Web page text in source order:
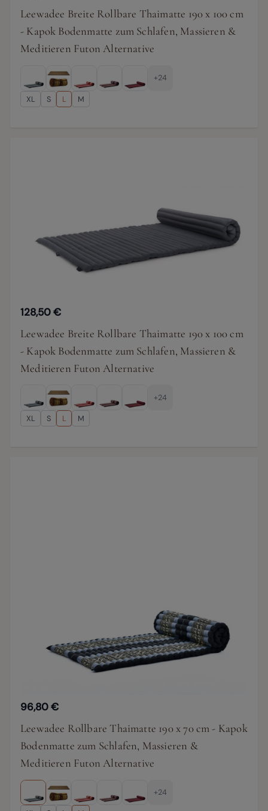
Leewadee Breite Rollbare Thaimatte 190 x 100 cm
- Kapok Bodenmatte zum Schlafen, Massieren &
Meditieren Futon Alternative
+24
XL S L M
128,50 €
Leewadee Breite Rollbare Thaimatte 190 x 100 cm
- Kapok Bodenmatte zum Schlafen, Massieren &
Meditieren Futon Alternative
+24
XL S L M
96,80 €
Leewadee Rollbare Thaimatte 190 x 70 cm - Kapok
Bodenmatte zum Schlafen, Massieren &
Meditieren Futon Alternative
+24